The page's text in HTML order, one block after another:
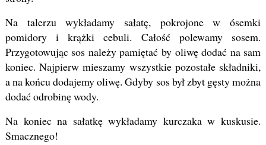
Na talerzu wykładamy sałatę, pokrojone w ósemki
pomidory i krążki cebuli. Całość polewamy sosem.
Przygotowując sos należy pamiętać by oliwę dodać na sam
koniec. Najpierw mieszamy wszystkie pozostałe składniki,
a na końcu dodajemy oliwę. Gdyby sos był zbyt gęsty można
dodać odrobinę wody.
Na koniec na sałatkę wykładamy kurczaka w kuskusie.
Smacznego!